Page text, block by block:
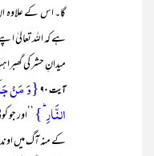
گا۔ اس کے علاوہ
ہے کہ اللہ تعالیٰ
میدانِ حشر کی
آیت ۹۰
{وَ مَنۡ
النَّارِ ؕ} ’’اور
کے منہ آگ میں